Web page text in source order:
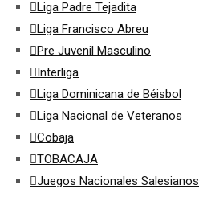
Liga Padre Tejadita
Liga Francisco Abreu
Pre Juvenil Masculino
Interliga
Liga Dominicana de Béisbol
Liga Nacional de Veteranos
Cobaja
TOBACAJA
Juegos Nacionales Salesianos